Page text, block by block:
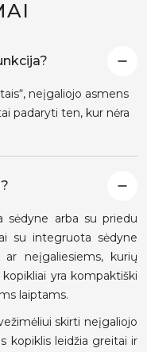
neįgaliojo asmens
padaryti ten, kur nėra
sėdyne arba su priedu
su integruota sėdyne
neįgaliesiems, kurių
kopikliai yra kompaktiški
laiptams.
skirti neįgaliojo
kopiklis leidžia greitai ir